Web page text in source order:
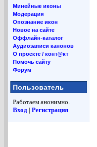
Минейные иконы
Модерация
Опознание икон
Новое на сайте
Оффлайн-каталог
Аудиозаписи канонов
О проекте / конт@кт
Помочь сайту
Форум
Пользователь
Работаем анонимно.
Вход | Регистрация